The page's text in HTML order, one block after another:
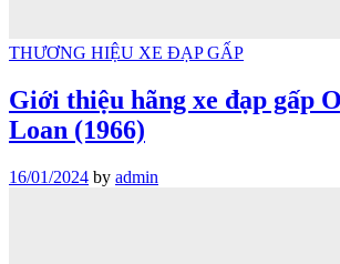
THƯƠNG HIỆU XE ĐẠP GẤP
Giới thiệu hãng xe đạp gấp
Loan (1966)
16/01/2024 by admin